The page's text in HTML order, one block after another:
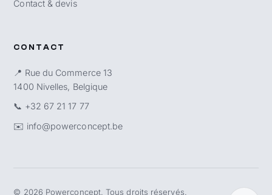
Contact & devis
CONTACT
📍 Rue du Commerce 13
1400 Nivelles, Belgique
📞 +32 67 21 17 77
✉️ info@powerconcept.be
© 2026 Powerconcept. Tous droits réservés.